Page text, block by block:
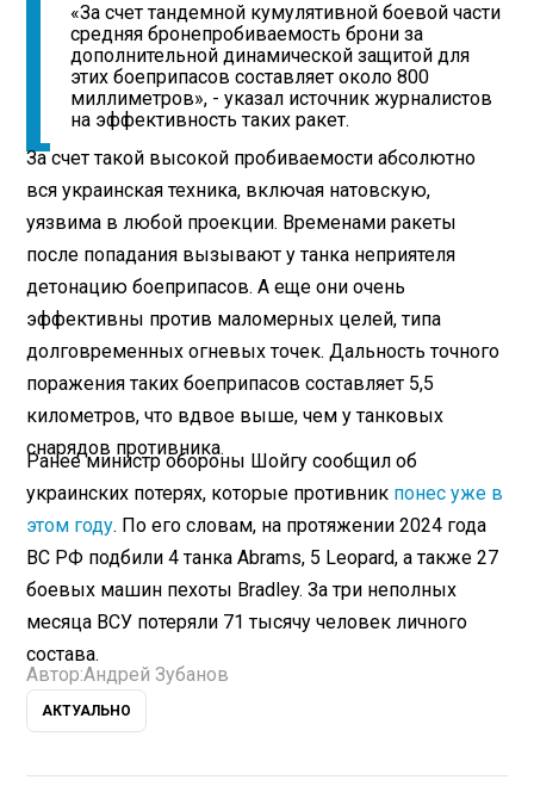
«За счет тандемной кумулятивной боевой части
средняя бронепробиваемость брони за
дополнительной динамической защитой для
этих боеприпасов составляет около 800
миллиметров», - указал источник журналистов
на эффективность таких ракет.
За счет такой высокой пробиваемости абсолютно
вся украинская техника, включая натовскую,
уязвима в любой проекции. Временами ракеты
после попадания вызывают у танка неприятеля
детонацию боеприпасов. А еще они очень
эффективны против маломерных целей, типа
долговременных огневых точек. Дальность точного
поражения таких боеприпасов составляет 5,5
километров, что вдвое выше, чем у танковых
снарядов противника.
Ранее министр обороны Шойгу сообщил об
украинских потерях, которые противник понес уже в
этом году. По его словам, на протяжении 2024 года
ВС РФ подбили 4 танка Abrams, 5 Leopard, а также 27
боевых машин пехоты Bradley. За три неполных
месяца ВСУ потеряли 71 тысячу человек личного
состава.
Автор:Андрей Зубанов
АКТУАЛЬНО